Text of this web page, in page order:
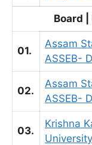
Board
01.
Assam
ASSEB-
02.
Assam
ASSEB-
03.
Krishna
University